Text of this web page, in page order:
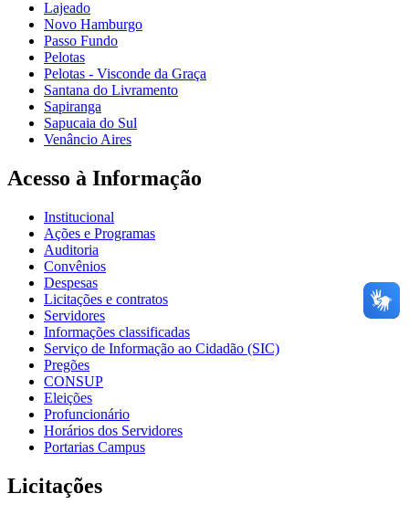
Lajeado
Novo Hamburgo
Passo Fundo
Pelotas
Pelotas - Visconde da Graça
Santana do Livramento
Sapiranga
Sapucaia do Sul
Venâncio Aires
Acesso à Informação
Institucional
Ações e Programas
Auditoria
Convênios
Despesas
Licitações e contratos
Servidores
Informações classificadas
Serviço de Informação ao Cidadão (SIC)
Pregões
CONSUP
Eleições
Profuncionário
Horários dos Servidores
Portarias Campus
Licitações